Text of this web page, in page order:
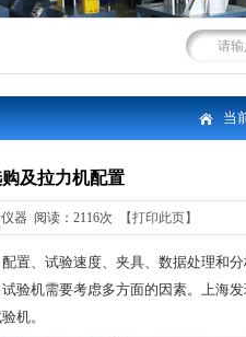
当
及拉力机配置
器 阅读： 2116次 【打印此页】
置、试验速度、夹具、数据处理和
验机需要考虑多方面的因素。上海
机。